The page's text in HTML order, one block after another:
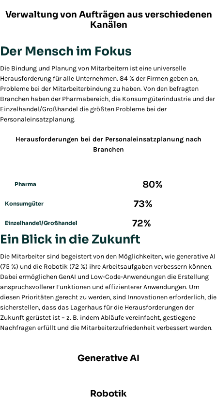
Verwaltung von Aufträgen aus verschiedenen
Kanälen
Der Mensch im Fokus
Die Bindung und Planung von Mitarbeitern ist eine universelle
Herausforderung für alle Unternehmen. 84 % der Firmen geben an,
Probleme bei der Mitarbeiterbindung zu haben. Von den befragten
Branchen haben der Pharmabereich, die Konsumgüterindustrie und der
Einzelhandel/Großhandel die größten Probleme bei der
Personaleinsatzplanung.
Herausforderungen bei der Personaleinsatzplanung nach
Branchen
Pharma 80%
Konsumgüter 73%
Einzelhandel/Großhandel 72%
Ein Blick in die Zukunft
Die Mitarbeiter sind begeistert von den Möglichkeiten, wie generative AI
(75 %) und die Robotik (72 %) ihre Arbeitsaufgaben verbessern können.
Dabei ermöglichen GenAI und Low-Code-Anwendungen die Erstellung
anspruchsvollerer Funktionen und effizienterer Anwendungen. Um
diesen Prioritäten gerecht zu werden, sind Innovationen erforderlich, die
sicherstellen, dass das Lagerhaus für die Herausforderungen der
Zukunft gerüstet ist – z. B. indem Abläufe vereinfacht, gestiegene
Nachfragen erfüllt und die Mitarbeiterzufriedenheit verbessert werden.
Generative AI
Robotik